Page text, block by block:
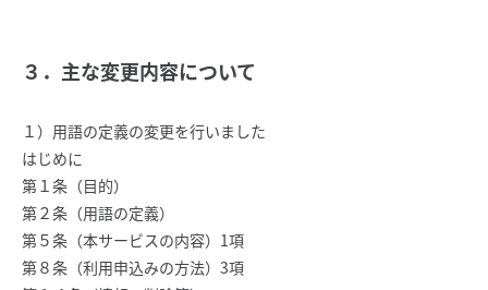
３．主な変更内容について
１）用語の定義の変更を行いました
はじめに
第１条（目的）
第２条（用語の定義）
第５条（本サービスの内容）1項
第８条（利用申込みの方法）3項